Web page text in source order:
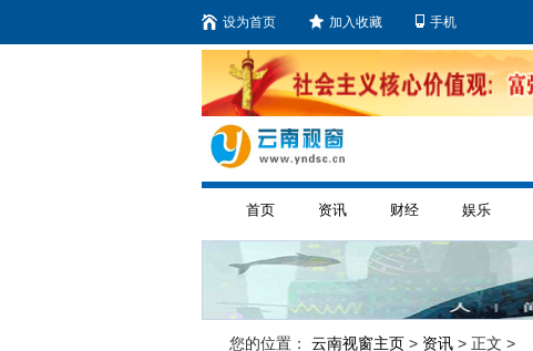
设为首页 加入收藏 手机
首页 资讯 财经 娱乐
您的位置： 云南视窗主页 > 资讯 > 正文 >